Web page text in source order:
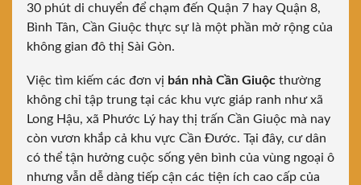
30 phút di chuyển để chạm đến Quận 7 hay Quận 8,
Bình Tân, Cần Giuộc thực sự là một phần mở rộng của
không gian đô thị Sài Gòn.
Việc tìm kiếm các đơn vị bán nhà Cần Giuộc thường
không chỉ tập trung tại các khu vực giáp ranh như xã
Long Hậu, xã Phước Lý hay thị trấn Cần Giuộc mà nay
còn vươn khắp cả khu vực Cần Đước. Tại đây, cư dân
có thể tận hưởng cuộc sống yên bình của vùng ngoại ô
nhưng vẫn dễ dàng tiếp cận các tiện ích cao cấp của